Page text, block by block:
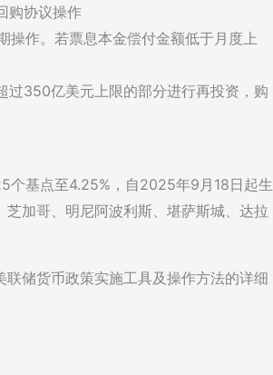
购协议操作
操作。若票息本金偿付金额低于月度上
过350亿美元上限的部分进行再投资，购
个基点至4.25%，自2025年9月18日起生
加哥、明尼阿波利斯、堪萨斯城、达拉
储货币政策实施工具及操作方法的详细